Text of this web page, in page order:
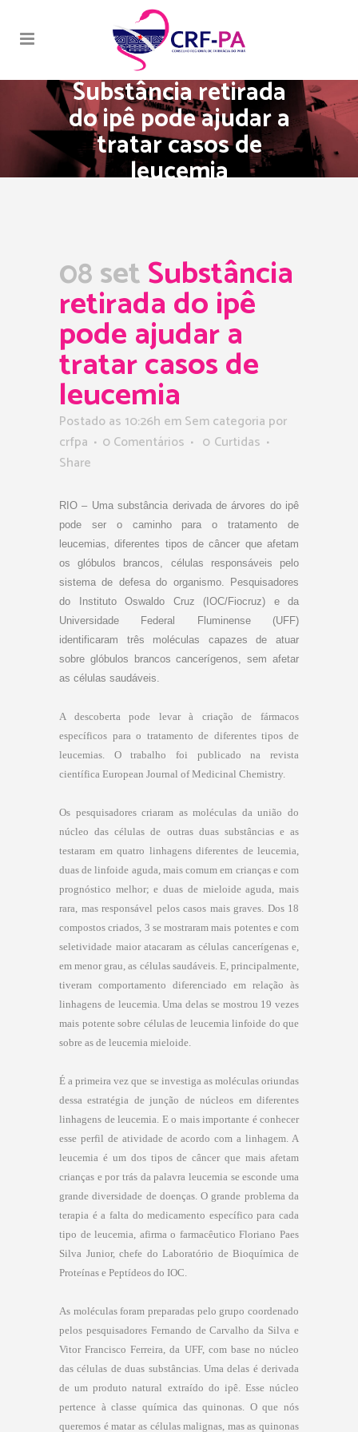
Substância retirada
do ipê pode ajudar a
tratar casos de
leucemia
08 setSubstância
retirada do ipê
pode ajudar a
tratar casos de
leucemia
Postado as 10:26h em Sem categoria por
crfpa
0 Comentários 0 Curtidas
Share
RIO – Uma substância derivada de árvores do ipê
pode ser o caminho para o tratamento de
leucemias, diferentes tipos de câncer que afetam
os glóbulos brancos, células responsáveis pelo
sistema de defesa do organismo. Pesquisadores
do Instituto Oswaldo Cruz (IOC/Fiocruz) e da
Universidade Federal Fluminense (UFF)
identificaram três moléculas capazes de atuar
sobre glóbulos brancos cancerígenos, sem afetar
as células saudáveis.
A descoberta pode levar à criação de fármacos
específicos para o tratamento de diferentes tipos de
leucemias. O trabalho foi publicado na revista
científica European Journal of Medicinal Chemistry.
Os pesquisadores criaram as moléculas da união do
núcleo das células de outras duas substâncias e as
testaram em quatro linhagens diferentes de leucemia,
duas de linfoide aguda, mais comum em crianças e com
prognóstico melhor; e duas de mieloide aguda, mais
rara, mas responsável pelos casos mais graves. Dos 18
compostos criados, 3 se mostraram mais potentes e com
seletividade maior atacaram as células cancerígenas e,
em menor grau, as células saudáveis. E, principalmente,
tiveram comportamento diferenciado em relação às
linhagens de leucemia. Uma delas se mostrou 19 vezes
mais potente sobre células de leucemia linfoide do que
sobre as de leucemia mieloide.
É a primeira vez que se investiga as moléculas oriundas
dessa estratégia de junção de núcleos em diferentes
linhagens de leucemia. E o mais importante é conhecer
esse perfil de atividade de acordo com a linhagem. A
leucemia é um dos tipos de câncer que mais afetam
crianças e por trás da palavra leucemia se esconde uma
grande diversidade de doenças. O grande problema da
terapia é a falta do medicamento específico para cada
tipo de leucemia, afirma o farmacêutico Floriano Paes
Silva Junior, chefe do Laboratório de Bioquímica de
Proteínas e Peptídeos do IOC.
As moléculas foram preparadas pelo grupo coordenado
pelos pesquisadores Fernando de Carvalho da Silva e
Vitor Francisco Ferreira, da UFF, com base no núcleo
das células de duas substâncias. Uma delas é derivada
de um produto natural extraído do ipê. Esse núcleo
pertence à classe química das quinonas. O que nós
queremos é matar as células malignas, mas as quinonas